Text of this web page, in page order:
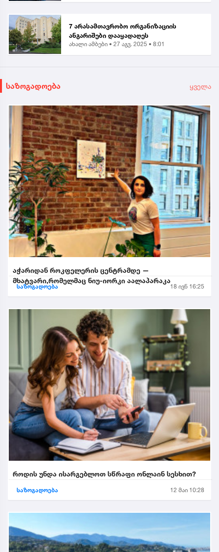
7 არასამთავრობო ორგანიზაციის
ანგარიშები დააყადაღეს
ახალი ამბები • 27 აგვ. 2025 • 8:01
საზოგადოება ყველა
აჭარიდან როკფელერის ცენტრამდე —
მხატვარი,რომელმაც ნიუ-იორკი აალაპარაკა
საზოგადოება 18 ივნ 16:25
როდის უნდა ისარგებლოთ სწრაფი ონლაინ სესხით?
საზოგადოება 12 მაი 10:28